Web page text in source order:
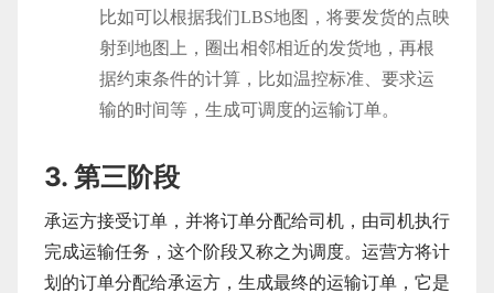
比如可以根据我们LBS地图，将要发货的点映
射到地图上，圈出相邻相近的发货地，再根
据约束条件的计算，比如温控标准、要求运
输的时间等，生成可调度的运输订单。
3. 第三阶段
承运方接受订单，并将订单分配给司机，由司机执行
完成运输任务，这个阶段又称之为调度。运营方将计
划的订单分配给承运方，生成最终的运输订单，它是